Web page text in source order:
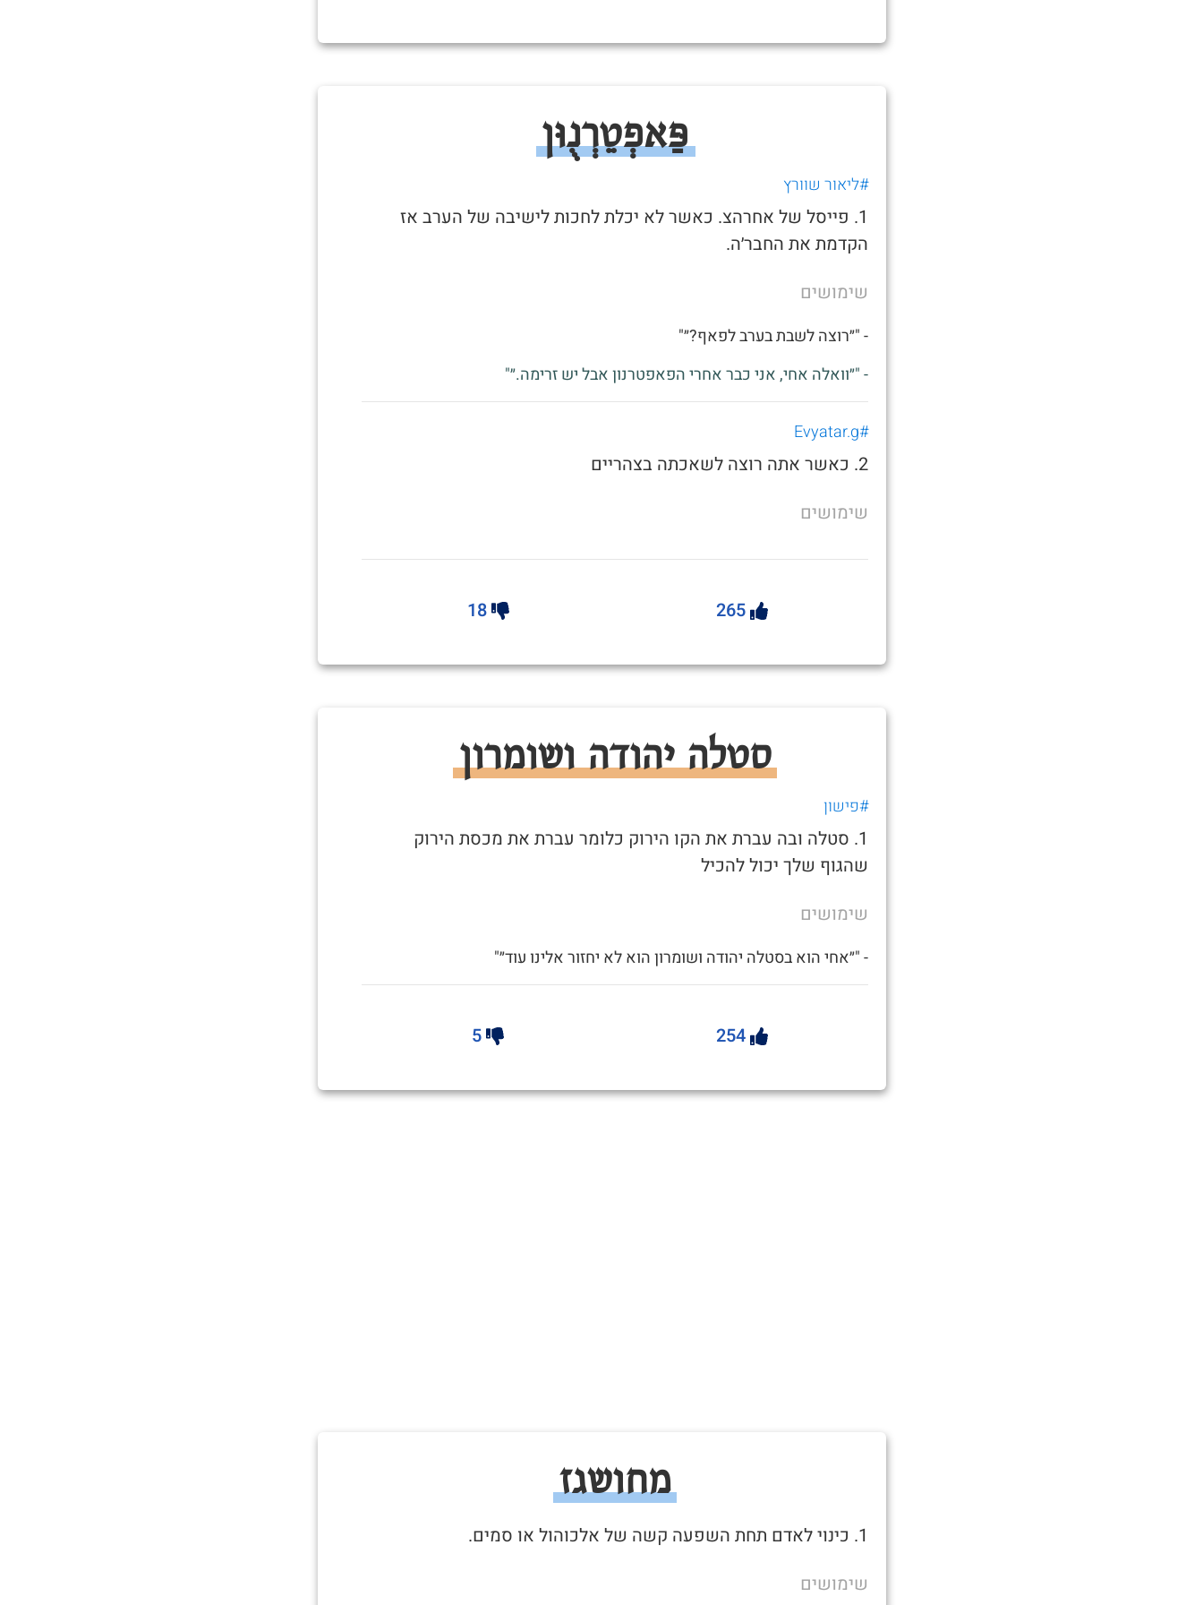
פַּאפְטֵרְנֻוּן
#ליאור שוורץ
1. פייסל של אחרהצ. כאשר לא יכלת לחכות לישיבה של הערב אז
הקדמת את החבר׳ה.
שימושים
- "״רוצה לשבת בערב לפאף?״"
- "״וואלה אחי, אני כבר אחרי הפאפטרנון אבל יש זרימה.״"
#Evyatar.g
2. כאשר אתה רוצה לשאכתה בצהריים
שימושים
265
18
סטלה יהודה ושומרון
#פישון
1. סטלה ובה עברת את הקו הירוק כלומר עברת את מכסת הירוק
שהגוף שלך יכול להכיל
שימושים
- "״אחי הוא בסטלה יהודה ושומרון הוא לא יחזור אלינו עוד״"
254
5
מחושגז
1. כינוי לאדם תחת השפעה קשה של אלכוהול או סמים.
שימושים